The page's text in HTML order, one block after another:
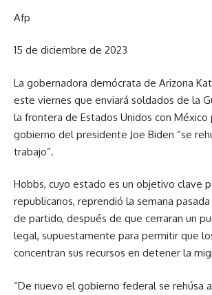
Afp
15 de diciembre de 2023
La gobernadora demócrata de Arizona
este viernes que enviará soldados de la
la frontera de Estados Unidos con México
gobierno del presidente Joe Biden “se
trabajo”.
Hobbs, cuyo estado es un objetivo clave
republicanos, reprendió la semana
de partido, después de que cerraran un
legal, supuestamente para permitir que
concentran sus recursos en detener la
“De nuevo el gobierno federal se rehúsa